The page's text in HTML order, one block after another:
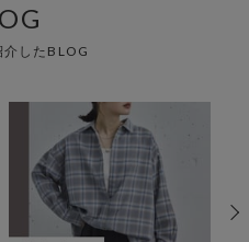
介したBLOG